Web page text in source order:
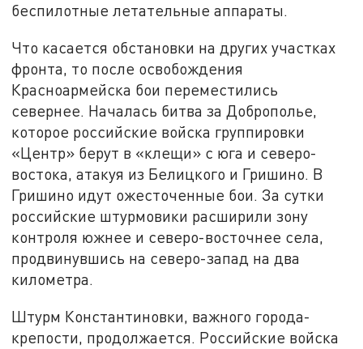
беспилотные летательные аппараты.
Что касается обстановки на других участках
фронта, то после освобождения
Красноармейска бои переместились
севернее. Началась битва за Доброполье,
которое российские войска группировки
«Центр» берут в «клещи» с юга и северо-
востока, атакуя из Белицкого и Гришино. В
Гришино идут ожесточенные бои. За сутки
российские штурмовики расширили зону
контроля южнее и северо-восточнее села,
продвинувшись на северо-запад на два
километра.
Штурм Константиновки, важного города-
крепости, продолжается. Российские войска